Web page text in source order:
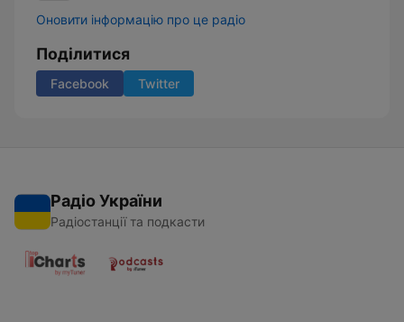
Оновити інформацію про це радіо
Поділитися
Facebook Twitter
Радіо України
Радіостанції та подкасти